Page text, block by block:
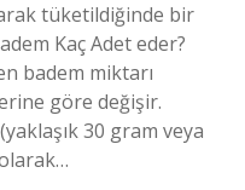
tüketildiğinde bir
Kaç Adet eder?
badem miktarı
göre değişir.
30 gram veya